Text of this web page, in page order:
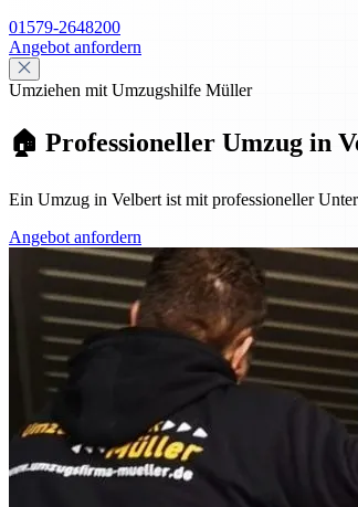
01579-2648200
Angebot anfordern
Umziehen mit Umzugshilfe Müller
🏠 Professioneller Umzug in
Ein Umzug in Velbert ist mit professioneller
Angebot anfordern